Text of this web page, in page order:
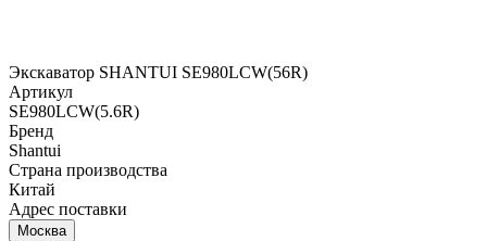
Экскаватор SHANTUI SE980LCW(56R)
Артикул
SE980LCW(5.6R)
Бренд
Shantui
Страна производства
Китай
Адрес поставки
Москва